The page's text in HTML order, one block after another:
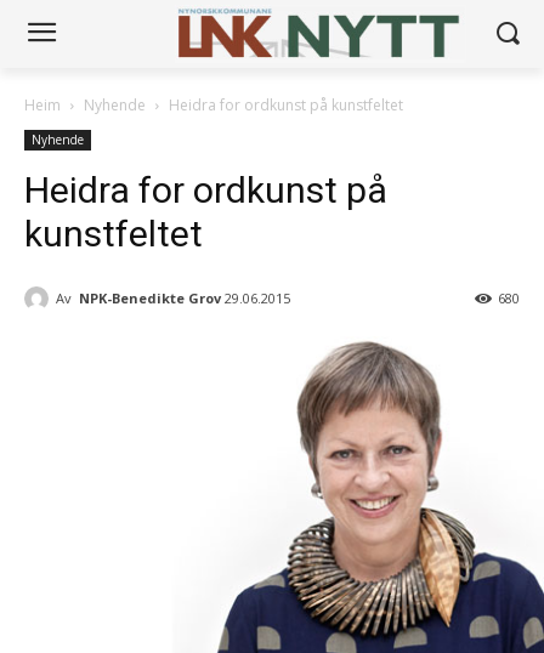
Heim Nyhende Heidra for ordkunst på kunstfeltet
Nyhende
Heidra for ordkunst på
kunstfeltet
Av NPK-Benedikte Grov 29.06.2015 680